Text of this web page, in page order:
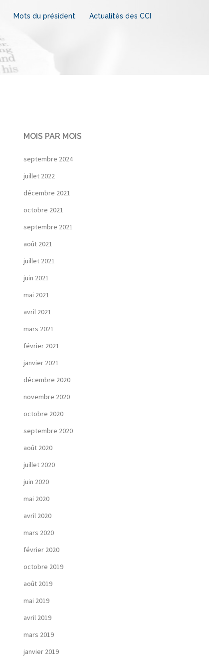
Mots du président Actualités des CCI
MOIS PAR MOIS
septembre 2024
juillet 2022
décembre 2021
octobre 2021
septembre 2021
août 2021
juillet 2021
juin 2021
mai 2021
avril 2021
mars 2021
février 2021
janvier 2021
décembre 2020
novembre 2020
octobre 2020
septembre 2020
août 2020
juillet 2020
juin 2020
mai 2020
avril 2020
mars 2020
février 2020
octobre 2019
août 2019
mai 2019
avril 2019
mars 2019
janvier 2019